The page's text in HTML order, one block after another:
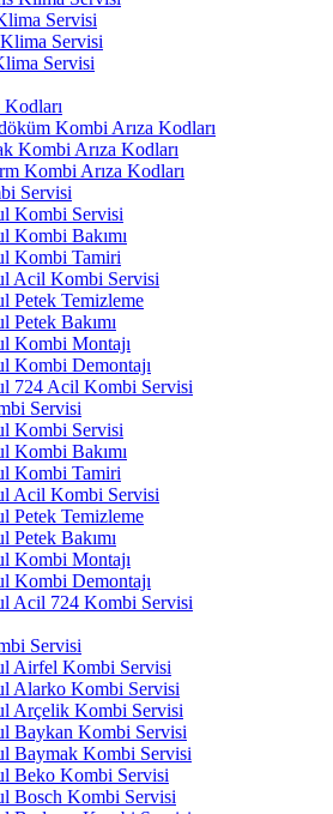
Servisi
Servisi
Servisi
Kombi Arıza Kodları
Kombi Arıza Kodları
Kombi Arıza Kodları
Servisi
Kombi Servisi
Kombi Bakımı
Kombi Tamiri
Acil Kombi Servisi
Petek Temizleme
Petek Bakımı
Kombi Montajı
Kombi Demontajı
724 Acil Kombi Servisi
Servisi
Kombi Servisi
Kombi Bakımı
Kombi Tamiri
Acil Kombi Servisi
Petek Temizleme
Petek Bakımı
Kombi Montajı
Kombi Demontajı
Acil 724 Kombi Servisi
Servisi
Airfel Kombi Servisi
Alarko Kombi Servisi
Arçelik Kombi Servisi
Baykan Kombi Servisi
Baymak Kombi Servisi
Beko Kombi Servisi
Bosch Kombi Servisi